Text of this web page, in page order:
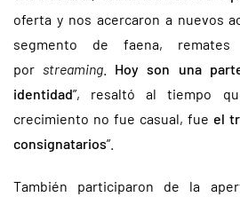
oferta y nos acercaron a nuevos
segmento de faena,
por streaming
Hoy son una
identidad”, resaltó al tiempo
crecimiento no fue casual, fue el
consignatarios”.
También participaron de la